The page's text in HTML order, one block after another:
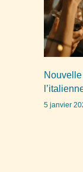
5 janvier